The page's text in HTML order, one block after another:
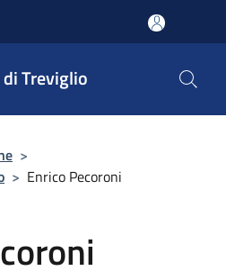
Treviglio
>
> Enrico Pecoroni